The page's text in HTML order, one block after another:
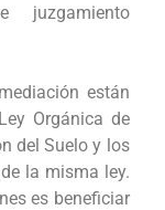
juzgamiento
están
Orgánica de
del Suelo y los
la misma ley.
es beneficiar